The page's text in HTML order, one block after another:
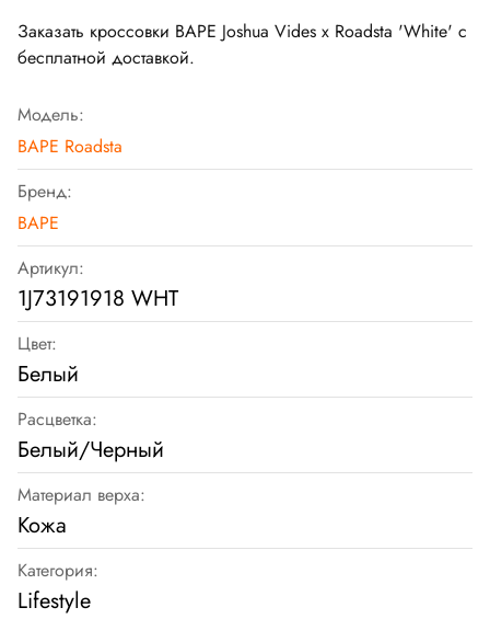
Заказать кроссовки BAPE Joshua Vides x Roadsta 'White' с
бесплатной доставкой.
Модель:
BAPE Roadsta
Бренд:
BAPE
Артикул:
1J73191918 WHT
Цвет:
Белый
Расцветка:
Белый/Черный
Материал верха:
Кожа
Категория:
Lifestyle